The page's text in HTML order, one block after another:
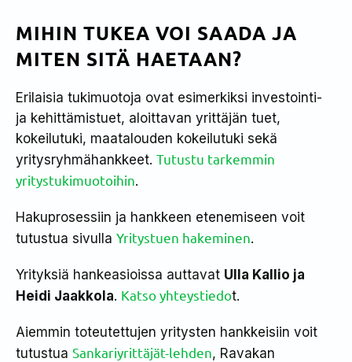
MIHIN TUKEA VOI SAADA JA
MITEN SITÄ HAETAAN?
Erilaisia tukimuotoja ovat esimerkiksi investointi-
ja kehittämistuet, aloittavan yrittäjän tuet,
kokeilutuki, maatalouden kokeilutuki sekä
yritysryhmähankkeet. Tutustu tarkemmin
yritystukimuotoihin.
Hakuprosessiin ja hankkeen etenemiseen voit
tutustua sivulla Yritystuen hakeminen.
Yrityksiä hankeasioissa auttavat Ulla Kallio ja
Heidi Jaakkola. Katso yhteystiedot.
Aiemmin toteutettujen yritysten hankkeisiin voit
tutustua Sankariyrittäjät-lehden, Ravakan